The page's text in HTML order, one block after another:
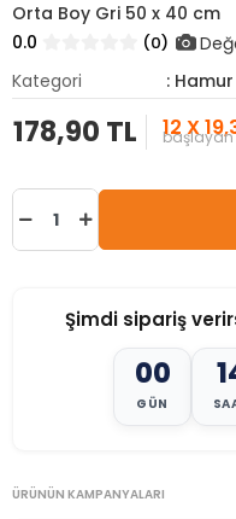
Orta Boy Gri 50 x 40 cm
0.0
(0)
Kategori
:
178,90 TL 12 X
başlayan
Şimdi sipariş
00
GÜN
ÜRÜNÜN KAMPANYALARI